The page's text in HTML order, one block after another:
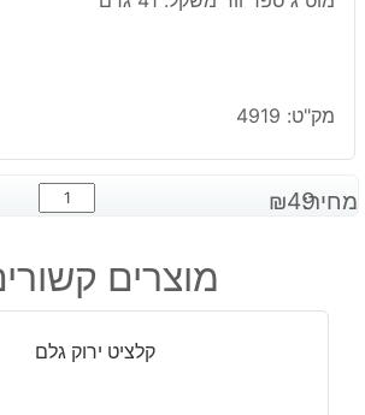
מק"ט: 4919
מחיר: ₪49
כמות
של
ג'ספר
ווד
41
מוצרים
קלציט ירוק גלם